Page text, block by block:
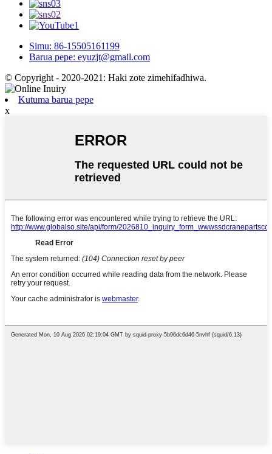
Simu: 86-15505161199
Barua pepe: eyuzjt@gmail.com
© Copyright - 2020-2021: Haki zote zimehifadhiwa.
Kutuma barua pepe
x